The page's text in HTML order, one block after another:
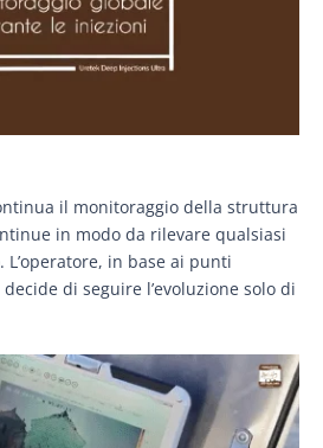
il monitoraggio della struttura
in modo da rilevare qualsiasi
L’operatore, in base ai punti
di seguire l’evoluzione solo di